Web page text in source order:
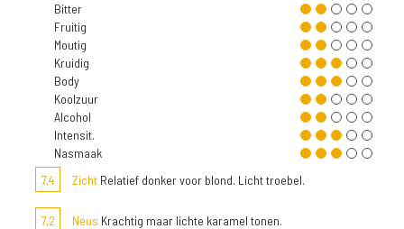
Bitter
Fruitig
Moutig
Kruidig
Body
Koolzuur
Alcohol
Intensit.
Nasmaak
7,4
Zicht Relatief donker voor blond. Licht troebel.
7,2 Neus Krachtig maar lichte karamel tonen.